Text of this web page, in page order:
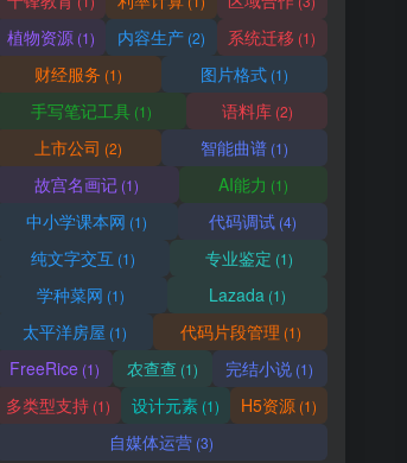
植物资源(1) 内容生产(2) 系统迁移 (1)
财经服务 (1) 图片格式 (1)
手写笔记工具(1) 语料库(2)
上市公司 (2) 智能曲谱 (1)
故宫名画记 (1) AI能力 (1)
中小学课本网 (1) 代码调试 (4)
纯文字交互 (1) 专业鉴定 (1)
学种菜网 (1) Lazada (1)
太平洋房屋 (1) 代码片段管理 (1)
FreeRice(1) 农查查 (1) 完结小说 (1)
多类型支持 (1) 设计元素 (1) H5资源 (1)
自媒体运营 (3)